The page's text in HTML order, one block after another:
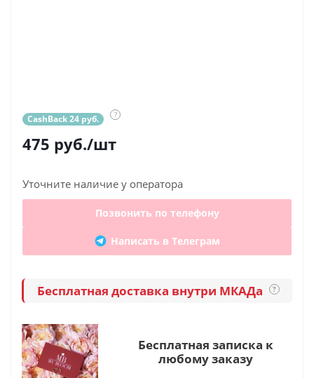
CashBack 24 руб. ?
475 руб./шт
Уточните наличие у оператора
Позвонить по телефону
Написать в Телеграм
Бесплатная доставка внутри МКАДа ?
Бесплатная записка к
любому заказу